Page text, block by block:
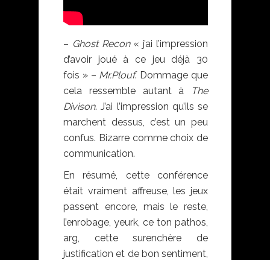
– Ghost Recon« j’ai l’impression
d’avoir joué à ce jeu déjà 30
fois » – Mr.Plouf. Dommage que
cela ressemble autant à
The
Divison. J’ai l’impression qu’ils se
marchent dessus, c’est un peu
confus. Bizarre comme choix de
communication.
En résumé, cette conférence
était vraiment affreuse, les jeux
passent encore, mais le reste,
l’enrobage, yeurk, ce ton pathos,
arg, cette surenchère de
justification et de bon sentiment,